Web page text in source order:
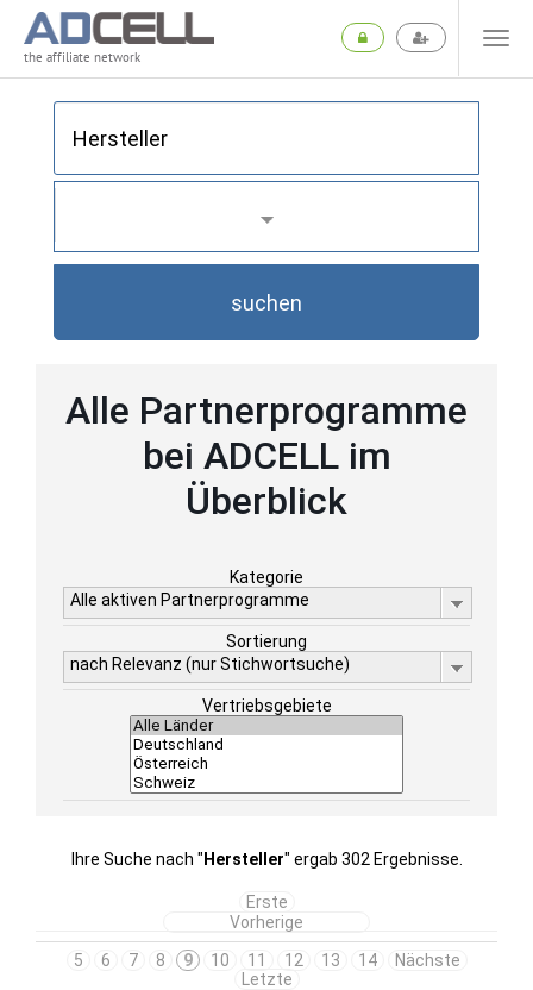
the affiliate network
suchen
Alle Partnerprogramme
bei ADCELL im
Überblick
Kategorie
Alle aktiven Partnerprogramme
Sortierung
nach Relevanz (nur Stichwortsuche)
Vertriebsgebiete
Ihre Suche nach " Hersteller" ergab 302 Ergebnisse.
Erste
Vorherige
5
6 7 8 9 10 11 12 13 14
Nächste
Letzte